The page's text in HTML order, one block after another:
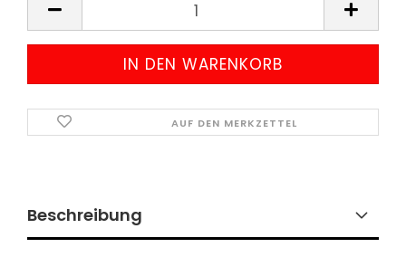
AUF DEN MERKZETTEL
Beschreibung